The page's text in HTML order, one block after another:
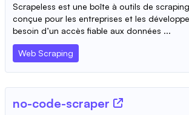
Scrapeless est une boîte à outils de
conçue pour les entreprises et les
besoin d’un accès fiable aux données ...
Web Scraping
no-code-scraper